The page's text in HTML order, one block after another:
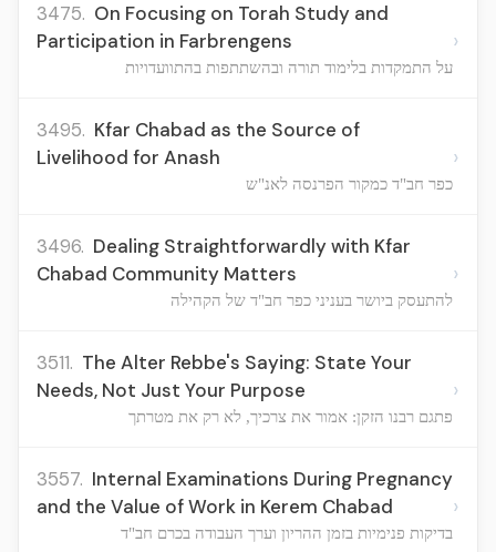
3475. On Focusing on Torah Study and
Participation in Farbrengens
על התמקדות בלימוד תורה ובהשתתפות בהתוועדויות
›
3495. Kfar Chabad as the Source of
Livelihood for Anash
כפר חב"ד כמקור הפרנסה לאנ"ש
›
3496. Dealing Straightforwardly with Kfar
Chabad Community Matters
להתעסק ביושר בעניני כפר חב"ד של הקהילה
›
3511. The Alter Rebbe's Saying: State Your
Needs, Not Just Your Purpose
פתגם רבנו הזקן: אמור את צרכיך, לא רק את מטרתך
›
3557. Internal Examinations During Pregnancy
and the Value of Work in Kerem Chabad
בדיקות פנימיות בזמן ההריון וערך העבודה בכרם חב"ד
›